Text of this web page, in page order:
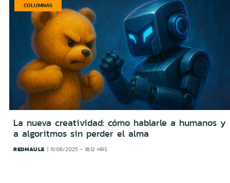
COLUMNAS
La nueva creatividad: cómo hablarle a humanos y
a algoritmos sin perder el alma
REDMAULE 11/06/2025 - 18:12 HRS